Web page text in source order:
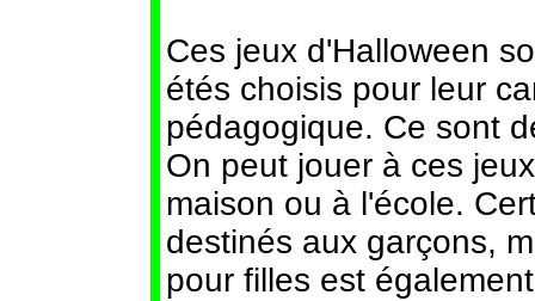
Ces jeux d'Halloween
étés choisis pour leur
pédagogique. Ce sont
On peut jouer à ces
maison ou à l'école.
destinés aux garçons,
pour filles est